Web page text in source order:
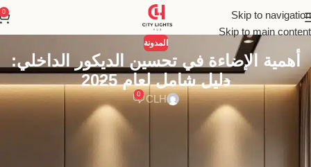
Skip to navigation
Skip to main content
0
المدونة
أهمية الإضاءة في تحسين الديكور الداخلي:
دليل شامل لعام 2025
CLH
0
اكتشف أهمية الإضاءة في تحسين الديكور الداخلي وكيف يمكنها أن تحول